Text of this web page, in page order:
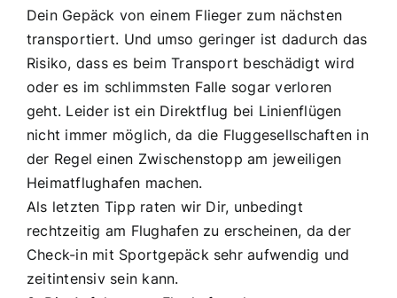
Dein Gepäck von einem Flieger zum nächsten
transportiert. Und umso geringer ist dadurch das
Risiko, dass es beim Transport beschädigt wird
oder es im schlimmsten Falle sogar verloren
geht. Leider ist ein Direktflug bei Linienflügen
nicht immer möglich, da die Fluggesellschaften in
der Regel einen Zwischenstopp am jeweiligen
Heimatflughafen machen.
Als letzten Tipp raten wir Dir, unbedingt
rechtzeitig am Flughafen zu erscheinen, da der
Check-in mit Sportgepäck sehr aufwendig und
zeitintensiv sein kann.